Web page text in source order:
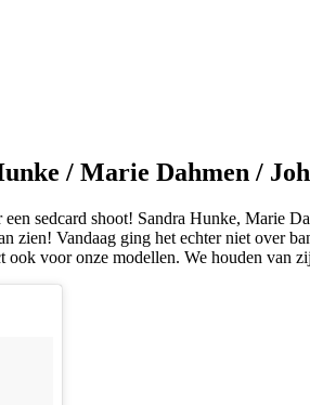
/ Marie Dahmen /
sedcard shoot! Sandra Hunke, Marie
zien! Vandaag ging het echter niet over
voor onze modellen. We houden van